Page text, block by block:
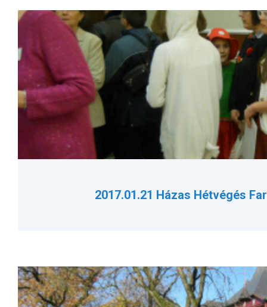
2017.01.21 Házas Hétvégés